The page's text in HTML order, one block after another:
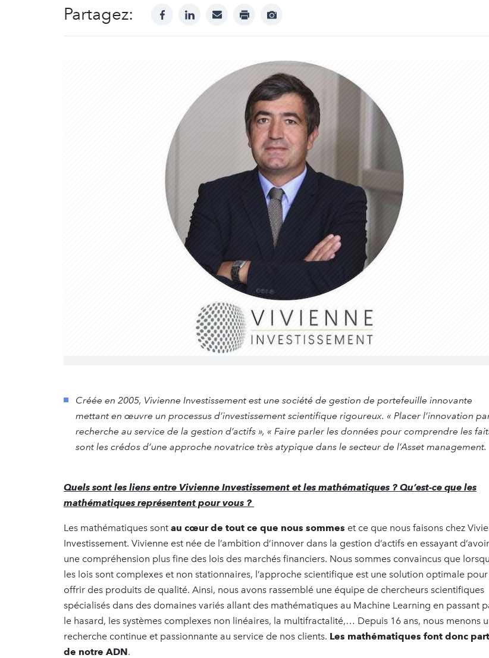
Partagez: facebooklinkedinmail print
Afficher
​​​​Créée en 2005, Vivienne Investissement est une société de gestion de portefeuille innovante
mettant en œuvre un processus d’investissement scientifique rigoureux. « Placer l’innovation
recherche au service de la gestion d’actifs », « Faire parler les données pour comprendre les
sont les crédos d’une approche novatrice très atypique dans le secteur de l’Asset management.
Quels sont les liens entre Vivienne Investissement et les mathématiques ? Qu’est-ce que les
mathématiques représentent pour vous ?
Les mathématiques sont au cœur de tout ce que nous sommes et ce que nous faisons chez
Investissement. Vivienne est née de l’ambition d’innover dans la gestion d’actifs en essayant d’avoir
une compréhension plus fine des lois des marchés financiers. Nous sommes convaincus que
les lois sont complexes et non stationnaires, l’approche scientifique est une solution optimale pour
offrir des produits de qualité. Ainsi, nous avons rassemblé une équipe de chercheurs scientifiques
spécialisés dans des domaines variés allant des mathématiques au Machine Learning en passant
le hasard, les systèmes complexes non linéaires, la multifractalité,… Depuis 16 ans, nous menons
recherche continue et passionnante au service de nos clients. Les mathématiques font donc
de notre ADN.